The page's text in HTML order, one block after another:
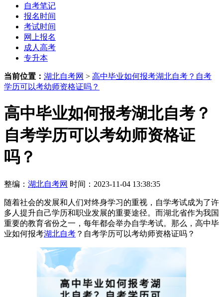
自考笔记
报名时间
考试时间
网上报名
成人高考
专升本
当前位置： 湖北自考网 > 高中毕业如何报考湖北自考？自考
学历可以考幼师资格证吗？
高中毕业如何报考湖北自考？
自考学历可以考幼师资格证
吗？
整编： 湖北自考网 时间：2023-11-04 13:38:35
随着社会的发展和人们对终身学习的重视，自学考试成为了许
多人提升自己学历和职业发展的重要途径。而湖北省作为我国
重要的教育省份之一，每年都会举办自学考试。那么，高中毕
业如何报考湖北自考 ？自考学历可以考幼师资格证吗？